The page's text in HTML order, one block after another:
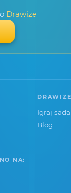
Drawize
DRAWIZE
Igraj sada
Blog
NA: